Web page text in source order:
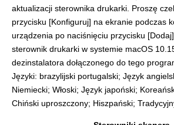
aktualizacji sterownika drukarki. Proszę
przycisku [Konfiguruj] na ekranie podczas
urządzenia po naciśnięciu przycisku
sterownik drukarki w systemie macOS
dezinstalatora dołączonego do tego
Języki: brazylijski portugalski; Język
Niemiecki; Włoski; Język japoński;
Chiński uproszczony; Hiszpański;